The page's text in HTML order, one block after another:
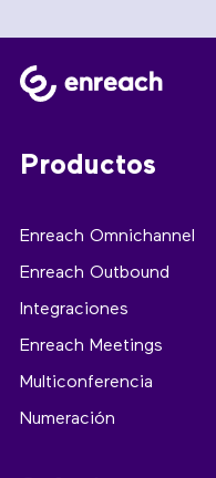
Productos
Enreach Omnichannel
Enreach Outbound
Integraciones
Enreach Meetings
Multiconferencia
Numeración